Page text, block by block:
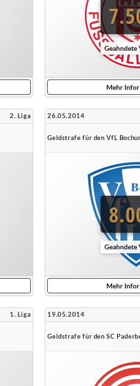
Geahndete
Mehr
2. Liga 26.05.2014
Geldstrafe für den VfL
Geahndete
Mehr
1. Liga 19.05.2014
Geldstrafe für den SC